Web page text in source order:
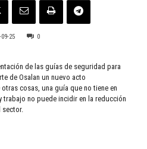
09-25 0
de las guías de seguridad para
de Osalan un nuevo acto
cosas, una guía que no tiene en
trabajo no puede incidir en la reducción